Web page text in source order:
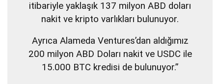
itibariyle yaklaşık 137 milyon ABD doları
nakit ve kripto varlıkları bulunuyor.
Ayrıca Alameda Ventures’dan aldığımız
200 milyon ABD Doları nakit ve USDC ile
15.000 BTC kredisi de bulunuyor.”